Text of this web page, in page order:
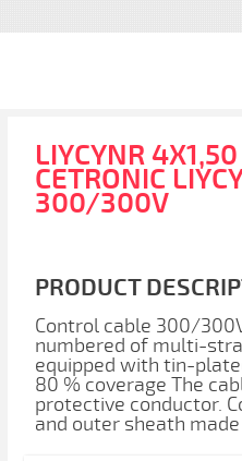
LIYCYNR
CETRONIC
300/300V
PRODUCT
Control cable 300/
numbered of multi-
equipped with tin-
80 % coverage The
protective conductor.
and outer sheath